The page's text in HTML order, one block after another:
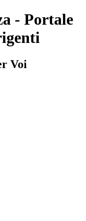
- Portale
Voi